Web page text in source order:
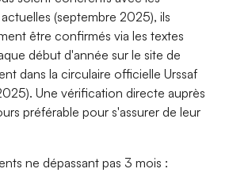
(septembre 2025), ils
être confirmés via les textes
début d'année sur le site de
dans la circulaire officielle Urssaf
Une vérification directe auprès
préférable pour s'assurer de leur
ne dépassant pas 3 mois :